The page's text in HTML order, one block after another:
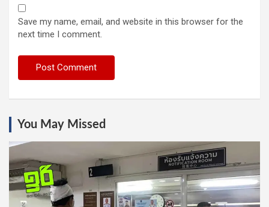
Save my name, email, and website in this browser for the
next time I comment.
You May Missed